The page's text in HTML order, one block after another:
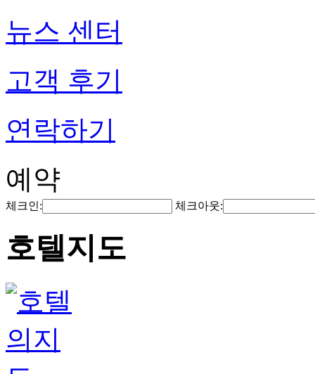
뉴스 센터
고객 후기
연락하기
예약
체크인: 체크아웃:
호텔지도